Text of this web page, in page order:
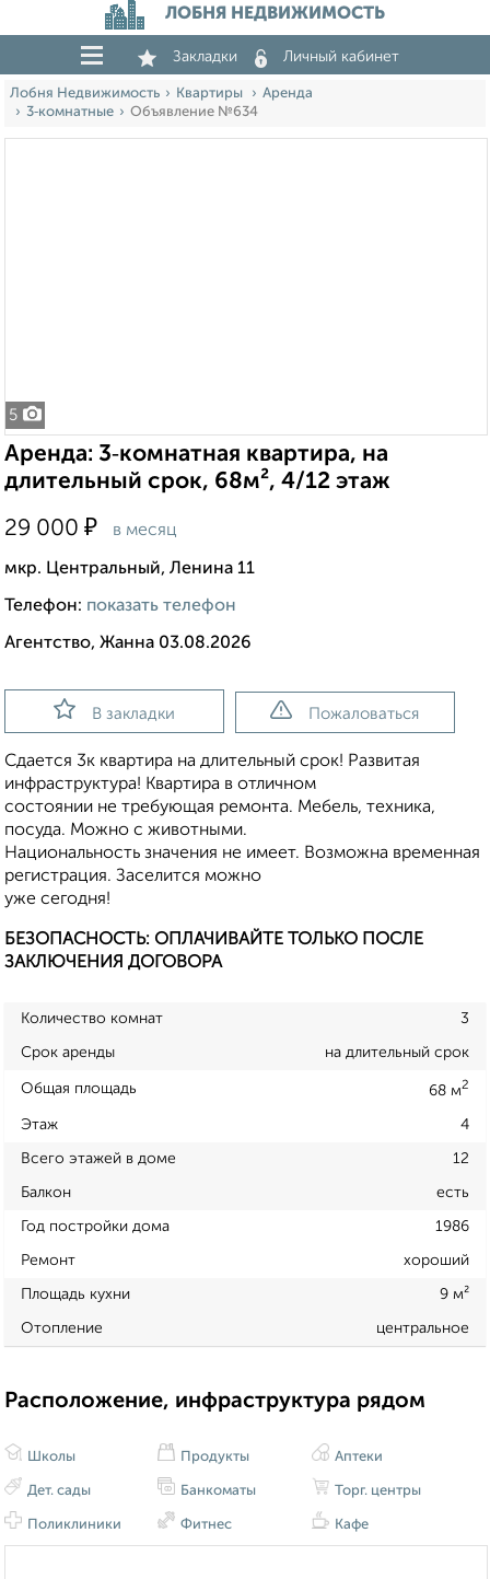
ЛОБНЯ НЕДВИЖИМОСТЬ
Закладки Личный кабинет
Лобня Недвижимость Квартиры
Аренда
3‑комнатные
Объявление №634
5
Аренда: 3‑комнатная квартира, на
длительный срок, 68м², 4/12 этаж
29 000 ₽ в месяц
мкр. Центральный, Ленина 11
Телефон: показать телефон
Агентство, Жанна 03.08.2026
В закладки Пожаловаться
Сдается 3к квартира на длительный срок! Развитая
инфраструктура! Квартира в отличном
состоянии не требующая ремонта. Мебель, техника,
посуда. Можно с животными.
Национальность значения не имеет. Возможна временная
регистрация. Заселится можно
уже сегодня!
БЕЗОПАСНОСТЬ: ОПЛАЧИВАЙТЕ ТОЛЬКО ПОСЛЕ
ЗАКЛЮЧЕНИЯ ДОГОВОРА
Количество комнат 3
Срок аренды на длительный срок
Общая площадь 68 м2
Этаж 4
Всего этажей в доме 12
Балкон есть
Год постройки дома 1986
Ремонт хороший
Площадь кухни 9 м²
Отопление центральное
Расположение, инфраструктура рядом
Школы
Дет. сады
Поликлиники
Продукты
Банкоматы
Фитнес
Аптеки
Торг. центры
Кафе